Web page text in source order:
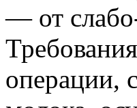
— от
операции,